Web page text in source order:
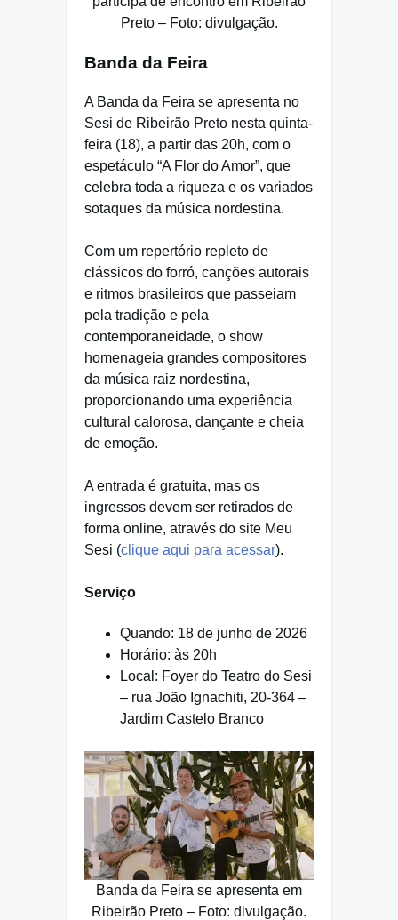
Preto – Foto: divulgação.
Banda da Feira
A Banda da Feira se apresenta no
Sesi de Ribeirão Preto nesta quinta-
feira (18), a partir das 20h, com o
espetáculo “A Flor do Amor”, que
celebra toda a riqueza e os variados
sotaques da música nordestina.
Com um repertório repleto de
clássicos do forró, canções autorais
e ritmos brasileiros que passeiam
pela tradição e pela
contemporaneidade, o show
homenageia grandes compositores
da música raiz nordestina,
proporcionando uma experiência
cultural calorosa, dançante e cheia
de emoção.
A entrada é gratuita, mas os
ingressos devem ser retirados de
forma online, através do site Meu
Sesi (clique aqui para acessar).
Serviço
Quando: 18 de junho de 2026
Horário: às 20h
Local: Foyer do Teatro do Sesi
– rua João Ignachiti, 20-364 –
Jardim Castelo Branco
Banda da Feira se apresenta em
Ribeirão Preto – Foto: divulgação.